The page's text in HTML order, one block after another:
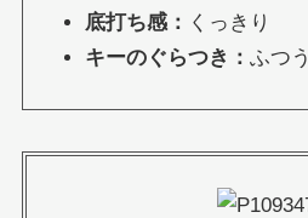
底打ち感： くっきり
キーのぐらつき： ふつう